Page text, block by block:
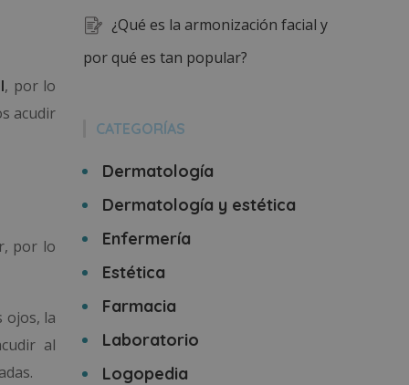
, por lo
acudir
por lo
ojos, la
al
¿Qué es la armonización facial y
por qué es tan popular?
CATEGORÍAS
Dermatología
Dermatología y estética
Enfermería
Estética
Farmacia
Laboratorio
Logopedia